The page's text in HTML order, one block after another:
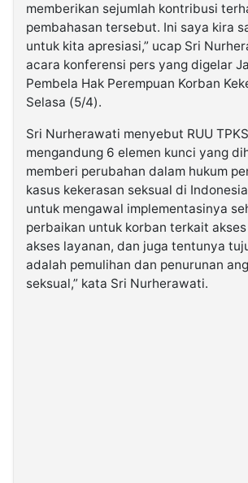
memberikan sejumlah kontribusi
pembahasan tersebut. Ini saya kira
untuk kita apresiasi,” ucap Sri
acara konferensi pers yang digelar
Pembela Hak Perempuan Korban
Selasa (5/4).
Sri Nurherawati menyebut RUU
mengandung 6 elemen kunci yang
memberi perubahan dalam hukum
kasus kekerasan seksual di
untuk mengawal implementasinya
perbaikan untuk korban terkait
akses layanan, dan juga tentunya
adalah pemulihan dan penurunan
seksual,” kata Sri Nurherawati.